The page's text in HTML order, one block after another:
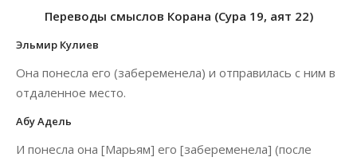
Переводы смыслов Корана (Сура 19, аят 22)
Эльмир Кулиев
Она понесла его (забеременела) и отправилась с ним в
отдаленное место.
Абу Адель
И понесла она [Марьям] его [забеременела] (после